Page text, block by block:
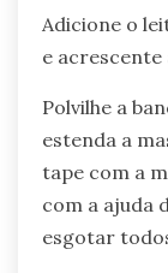
Adicione o
e acrescente
Polvilhe a
estenda a
tape com a
com a ajuda
esgotar